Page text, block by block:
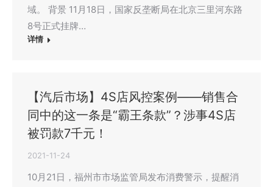
域。 背景 11月18日，国家反垄断局在北京三里河东路
8号正式挂牌…
详情
【汽后市场】4S店风控案例——销售合
同中的这一条是“霸王条款”？涉事4S店
被罚款7千元！
2021-11-24
10月21日，福州市市场监管局发布消费警示，提醒消